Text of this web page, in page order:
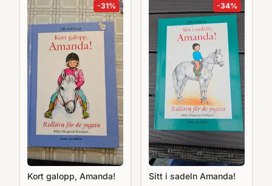
-31%
Kort galopp, Amanda!
-34%
Sitt i sadeln Amanda!